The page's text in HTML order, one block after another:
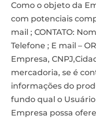
Como o objeto da
com potenciais
mail ; CONTATO:
Telefone ; E mail –
Empresa,
mercadoria, se é
informações do
fundo qual o
Empresa possa